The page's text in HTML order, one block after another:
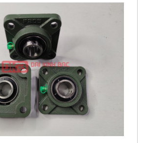
của người dùng.